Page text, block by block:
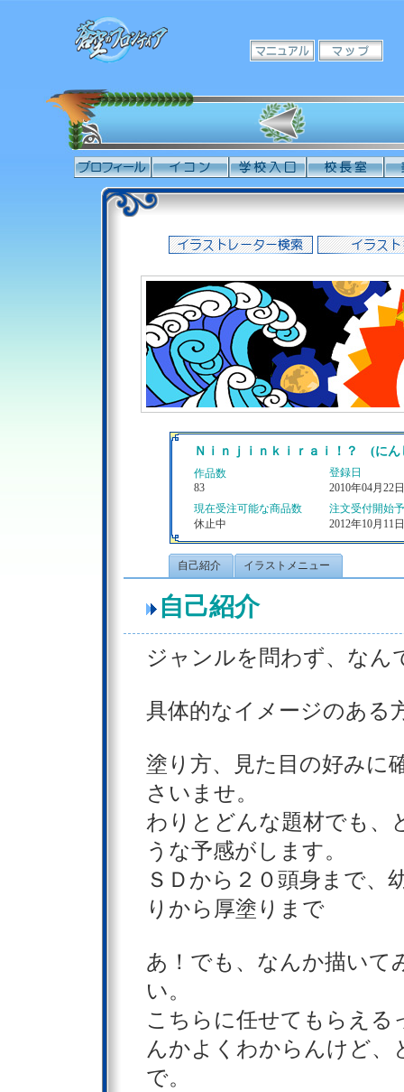
Ｎｉｎｊｉｎｋｉｒａｉ！？ (にん
作品数
83
登録日
2010年04月22日
現在受注可能な商品数
休止中
注文受付開始
2012年10月11
自己紹介 イラストメニュー
自己紹介
ジャンルを問わず、なん
具体的なイメージのある
塗り方、見た目の好みに
さいませ。
わりとどんな題材でも、
うな予感がします。
ＳＤから２０頭身まで、
りから厚塗りまで
あ！でも、なんか描いて
い。
こちらに任せてもらえる
んかよくわからんけど
で。